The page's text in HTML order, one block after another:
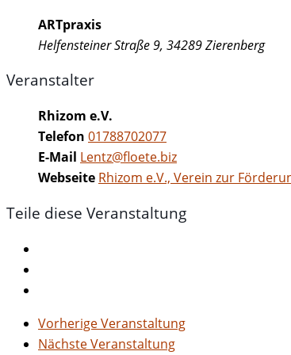
ARTpraxis
Helfensteiner Straße 9, 34289 Zierenberg
Veranstalter
Rhizom e.V.
Telefon 01788702077
E-Mail Lentz@floete.biz
Webseite Rhizom e.V., Verein zur
Teile diese Veranstaltung
Vorherige Veranstaltung
Nächste Veranstaltung